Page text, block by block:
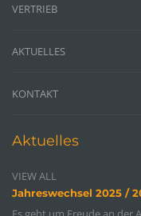
VERTRIEB
AKTUELLES
KONTAKT
Aktuelles
VIEW ALL
Jahreswechsel 2025 /